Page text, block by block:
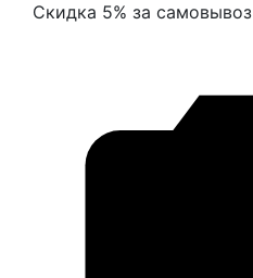
Скидка 5% за самовывоз